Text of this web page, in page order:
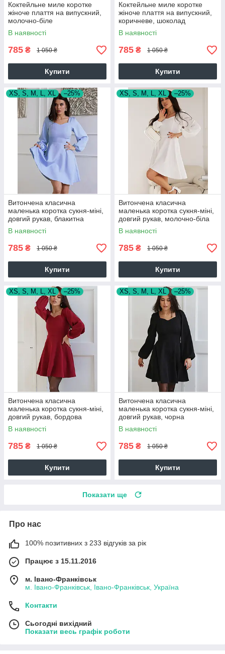
Коктейльне миле коротке
жіноче плаття на випускний,
молочно-біле
В наявності
785 ₴ 1 050 ₴
Купити
Коктейльне миле коротке
жіноче плаття на випускний,
коричневе, шоколад
В наявності
785 ₴ 1 050 ₴
Купити
XS, S, M, L, XL –25%
Витончена класична
маленька коротка сукня-міні,
довгий рукав, блакитна
В наявності
785 ₴ 1 050 ₴
Купити
XS, S, M, L, XL –25%
Витончена класична
маленька коротка сукня-міні,
довгий рукав, молочно-біла
В наявності
785 ₴ 1 050 ₴
Купити
XS, S, M, L, XL –25%
Витончена класична
маленька коротка сукня-міні,
довгий рукав, бордова
В наявності
785 ₴ 1 050 ₴
Купити
XS, S, M, L, XL –25%
Витончена класична
маленька коротка сукня-міні,
довгий рукав, чорна
В наявності
785 ₴ 1 050 ₴
Купити
Показати ще
Про нас
100% позитивних з 233 відгуків за рік
Працює з 15.11.2016
м. Івано-Франківськ
м. Івано-Франківськ, Івано-Франківськ, Україна
Контакти
Сьогодні вихідний
Показати весь графік роботи